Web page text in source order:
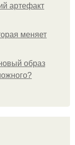
артефакт
меняет
образ